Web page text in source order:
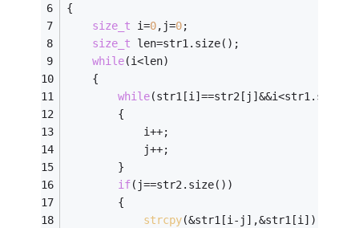
{
size_t i=0,j=0;
size_t len=str1.size();
while(i<len)
	{
while
		{
			i++;
			j++;
		}
if(j==str2.size())
		{
strcpy(&str1[i-j],&str1[i]);